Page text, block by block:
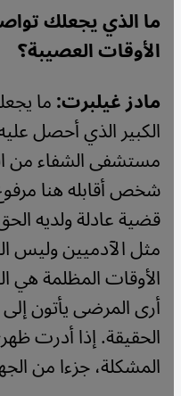
ما الذي يجعلك
الأوقات العصيبة؟
مادز غيلبرت:ما
الكبير الذي أحصل
مستشفى الشفاء من
شخص أقابله هنا
قضية عادلة ولديه
مثل الآدميين وليس
الأوقات المظلمة هي
أرى المرضى يأتون
الحقيقة. إذا أدرت
المشكلة، جزءا من